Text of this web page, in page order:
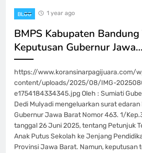
BLOG 1 year ago
BMPS Kabupaten Bandung
Keputusan Gubernur Jawa…
https://www.koransinarpagijuara.com/
content/uploads/2025/08/IMG-
e1754184334345.jpg Oleh : Sumiati
Dedi Mulyadi mengeluarkan surat edaran
Gubernur Jawa Barat Nomor 463. 1/
tanggal 26 Juni 2025, tentang Petunjuk
Anak Putus Sekolah ke Jenjang
Provinsi Jawa Barat. Namun, keputusan